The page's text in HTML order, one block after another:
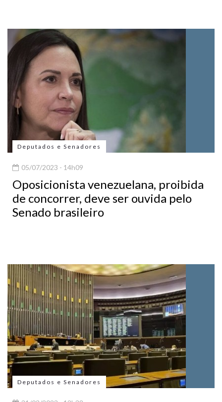
Deputados e Senadores
05/07/2023 - 14h09
Oposicionista venezuelana, proibida
de concorrer, deve ser ouvida pelo
Senado brasileiro
Deputados e Senadores